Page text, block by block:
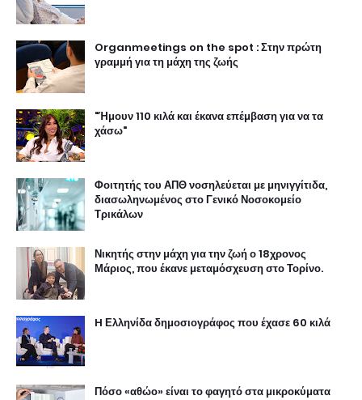
Organmeetings on the spot : Στην πρώτη
γραμμή για τη μάχη της ζωής
"Ήμουν 110 κιλά και έκανα επέμβαση για να τα
χάσω"
Φοιτητής του ΑΠΘ νοσηλεύεται με μηνιγγίτιδα,
διασωληνωμένος στο Γενικό Νοσοκομείο
Τρικάλων
Νικητής στην μάχη για την ζωή ο 18χρονος
Μάριος, που έκανε μεταμόσχευση στο Τορίνο.
H Ελληνίδα δημοσιογράφος που έχασε 60 κιλά
Πόσο «αθώο» είναι το φαγητό στα μικροκύματα